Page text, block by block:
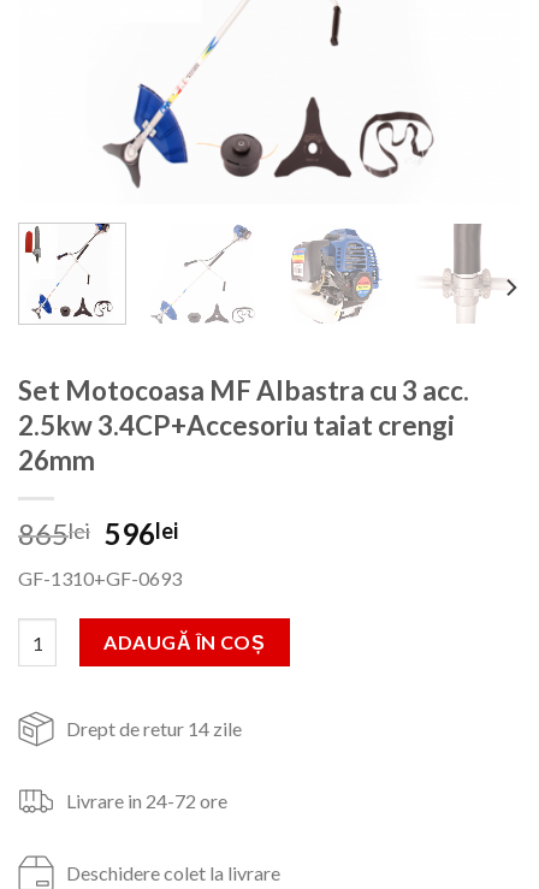
Set Motocoasa MF Albastra cu 3 acc.
2.5kw 3.4CP+Accesoriu taiat crengi
26mm
865lei Prețul
a
fost:
865lei.
596leiPrețul
este:
596lei.
GF-1310+GF-0693
Cantitate Set Motocoasa MF Albastra cu 3 acc. 2.5kw
ADAUGĂ ÎN COȘ
Drept de retur 14 zile
Livrare in 24-72 ore
Deschidere colet la livrare